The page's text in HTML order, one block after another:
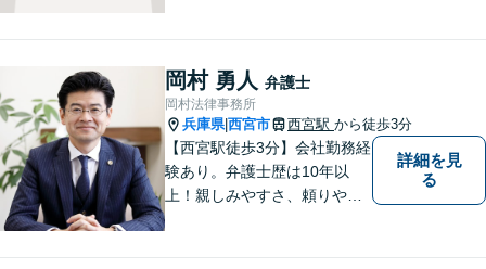
ります。まずはご相談へお越
しください【完全個室対応】
岡村 勇人 弁護士
岡村法律事務所
兵庫県|西宮市 西宮駅 から徒歩3分
【西宮駅徒歩3分】会社勤務経
験あり。弁護士歴は10年以
上！親しみやすさ、頼りやす
詳細を見
る